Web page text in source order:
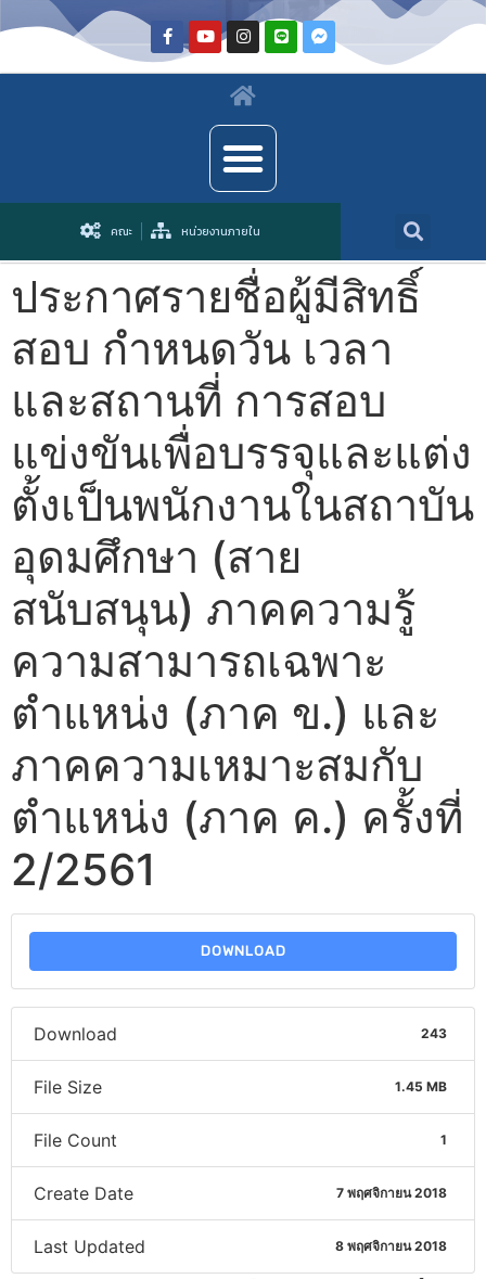
คณะ หน่วยงานภายใน
ประกาศรายชื่อผู้มีสิทธิ์
สอบ กำหนดวัน เวลา
และสถานที่ การสอบ
แข่งขันเพื่อบรรจุและแต่ง
ตั้งเป็นพนักงานในสถาบัน
อุดมศึกษา (สาย
สนับสนุน) ภาคความรู้
ความสามารถเฉพาะ
ตำแหน่ง (ภาค ข.) และ
ภาคความเหมาะสมกับ
ตำแหน่ง (ภาค ค.) ครั้งที่
2/2561
DOWNLOAD
Download 243
File Size 1.45 MB
File Count 1
Create Date 7 พฤศจิกายน 2018
Last Updated 8 พฤศจิกายน 2018